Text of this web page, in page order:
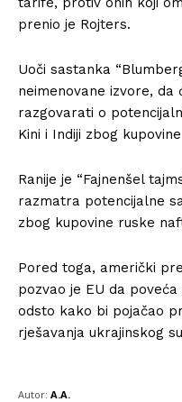
prenio je Rojters.
Uoči sastanka
neimenovane izvore, da
razgovarati o
Kini i Indiji zbog
Ranije je “Fajnenšel
razmatra potencijalne
zbog kupovine ruske
Pored toga, američki
pozvao je EU da poveća
odsto kako bi pojačao
rješavanja ukrajinskog
Autor: A.A.